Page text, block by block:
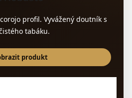
profil. Vyvážený doutník s
tabáku.
produkt